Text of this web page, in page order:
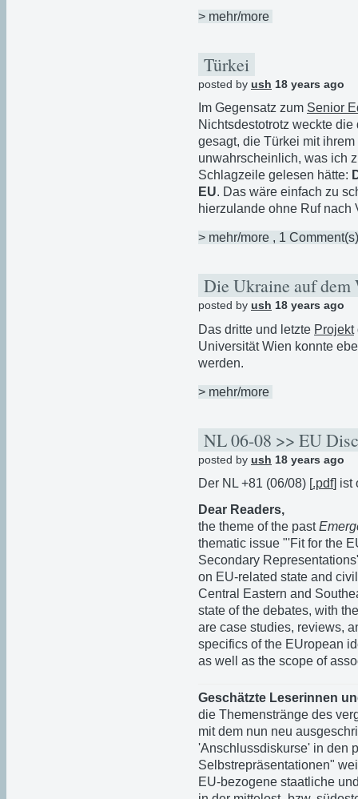
> mehr/more
Türkei
posted by ush 18 years ago
Im Gegensatz zum Senior
Nichtsdestotrotz weckte
gesagt, die Türkei mit
unwahrscheinlich, was ich
Schlagzeile gelesen hätte:
EU. Das wäre einfach zu
hierzulande ohne Ruf nach
> mehr/more , 1 Comment(s)
Die Ukraine auf dem
posted by ush 18 years ago
Das dritte und letzte Projekt
Universität Wien konnte
werden.
> mehr/more
NL 06-08 >> EU
posted by ush 18 years ago
Der NL +81 (06/08) [.pdf] ist
Dear Readers,
the theme of the past
thematic issue "'Fit for the
Secondary
on EU-related state and
Central Eastern and
state of the debates, with
are case studies, reviews,
specifics of the EUropean
as well as the scope of
Geschätzte Leserinnen
die Themenstränge des
mit dem nun neu
'Anschlussdiskurse' in den
Selbstrepräsentationen"
EU-bezogene staatliche